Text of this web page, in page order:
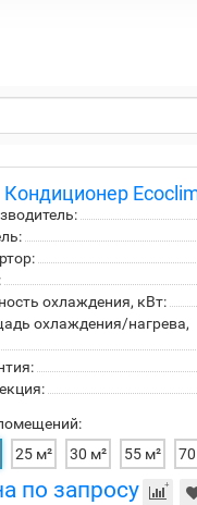
Кондиционер
охлаждения, кВт:
охлаждения/нагрева,
25 м² 30 м² 55 м²
по запросу